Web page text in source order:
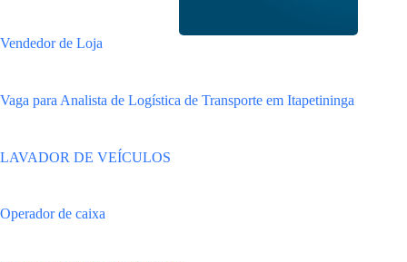
Vendedor de Loja
Vaga para Analista de Logística de Transporte em Itapetininga
LAVADOR DE VEÍCULOS
Operador de caixa